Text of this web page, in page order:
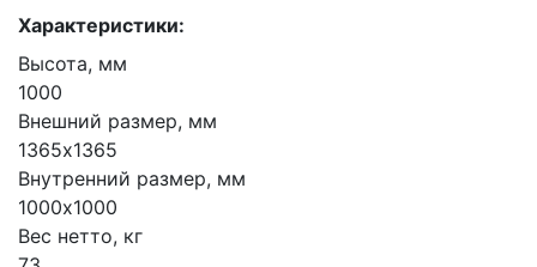
Характеристики:
Высота, мм
1000
Внешний размер, мм
1365х1365
Внутренний размер, мм
1000х1000
Вес нетто, кг